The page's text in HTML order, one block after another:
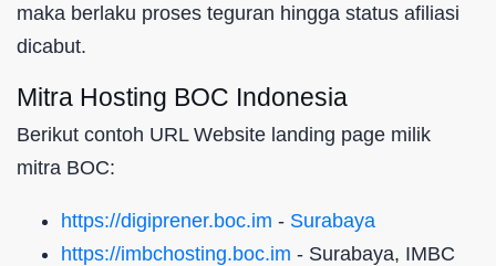
maka berlaku proses teguran hingga status afiliasi
dicabut.
Mitra Hosting BOC Indonesia
Berikut contoh URL Website landing page milik
mitra BOC:
https://digiprener.boc.im - Surabaya
https://imbchosting.boc.im - Surabaya, IMBC